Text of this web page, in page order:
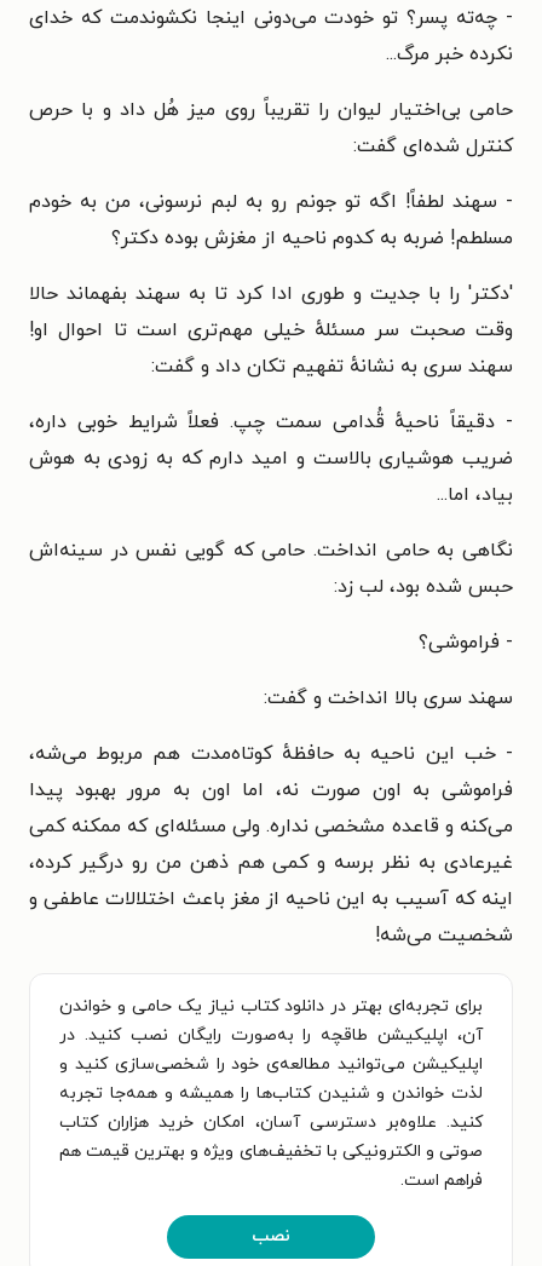
- چه‌ته پسر؟ تو خودت می‌دونی اینجا نکشوندمت که خدای
نکرده خبر مرگ...
حامی بی‌اختیار لیوان را تقریباً روی میز هُل داد و با حرص
کنترل شده‌ای گفت:
- سهند لطفاً! اگه تو جونم رو به لبم نرسونی، من به خودم
مسلطم! ضربه به کدوم ناحیه از مغزش بوده دکتر؟
'دکتر' را با جدیت و طوری ادا کرد تا به سهند بفهماند حالا
وقت صحبت سر مسئلهٔ خیلی مهم‌تری است تا احوال او!
سهند سری به نشانهٔ تفهیم تکان داد و گفت:
- دقیقاً ناحیهٔ قُدامی سمت چپ. فعلاً شرایط خوبی داره،
ضریب هوشیاری بالاست و امید دارم که به زودی به هوش
بیاد، اما...
نگاهی به حامی انداخت. حامی که گویی نفس در سینه‌اش
حبس شده بود، لب زد:
- فراموشی؟
سهند سری بالا انداخت و گفت:
- خب این ناحیه به حافظهٔ کوتاه‌مدت هم مربوط می‌شه،
فراموشی به اون صورت نه، اما اون به مرور بهبود پیدا
می‌کنه و قاعده مشخصی نداره. ولی مسئله‌ای که ممکنه کمی
غیرعادی به نظر برسه و کمی هم ذهن من رو درگیر کرده،
اینه که آسیب به این ناحیه از مغز باعث اختلالات عاطفی و
شخصیت می‌شه!
برای تجربه‌ای بهتر در دانلود کتاب نیاز یک حامی و خواندن
آن، اپلیکیشن طاقچه را به‌صورت رایگان نصب کنید. در
اپلیکیشن می‌توانید مطالعه‌ی خود را شخصی‌سازی کنید و
لذت خواندن و شنیدن کتاب‌ها را همیشه و همه‌جا تجربه
کنید. علاوه‌بر دسترسی آسان، امکان خرید هزاران کتاب
صوتی و الکترونیکی با تخفیف‌های ویژه و بهترین قیمت هم
فراهم است.
نصب